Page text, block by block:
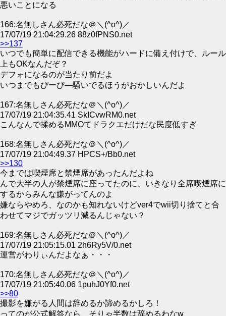
悪いことになる
166:名無しさん必死だな＠＼(^o^)／
17/07/19 21:04:29.26 88z0fPNS0.net
>>137
いつでも簡単に配信できる機能がハードに備え付けで、ルール
上もOKなんだぞ？
デフォになるのが当たり前だよ
いつまでもぴーぴ―騒いでるほうがおかしいんだよ
167:名無しさん必死だな＠＼(^o^)／
17/07/19 21:04:35.41 SkICvwRM0.net
こんなんで揉めるMMOてドラクエだけだな民度低すぎ
168:名無しさん必死だな＠＼(^o^)／
17/07/19 21:04:49.37 HPCS+/Bb0.net
>>130
今までは喫煙席と禁煙席があったんだよね
んで大半の人が禁煙席に座ってたのに、いきなり全席喫煙席に
するからみんな嫌がってんのよ
嫌ならやめろ、なのかも知れないけどver4でwii切り捨てと合
わせてマジでガッツリ減るんじゃない？
169:名無しさん必死だな＠＼(^o^)／
17/07/19 21:05:15.01 2h6Ry5V/0.net
運営がわりぃんだよなぁ・・・
170:名無しさん必死だな＠＼(^o^)／
17/07/19 21:05:40.06 1puhJ0Yf0.net
>>80
撮影を嫌がる人間は辞めるか諦めるかしろ！
ってのが公式解答なら、そりゃ半数は辞めるわなw